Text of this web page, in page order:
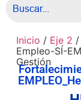
Inicio / Eje 2 /
Empleo-SÍ-
Gestión